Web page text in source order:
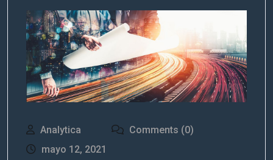
Analytica
Comments (0)
mayo 12, 2021